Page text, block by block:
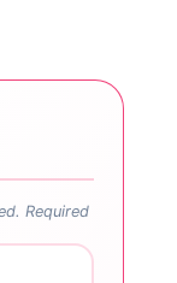
Required